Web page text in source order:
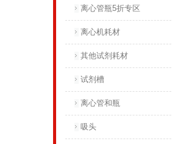
离心管瓶5折专区
离心机耗材
其他试剂耗材
试剂槽
离心管和瓶
吸头